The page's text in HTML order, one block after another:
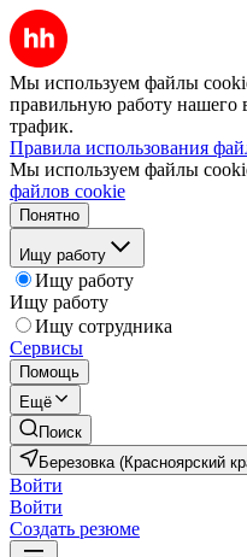
Мы используем файлы
правильную работу нашего
трафик.
Правила использования
Мы используем файлы
файлов cookie
Понятно
Ищу работу
Ищу работу
Ищу работу
Ищу сотрудника
Сервисы
Помощь
Ещё
Поиск
Березовка (Красноярский
Войти
Войти
Создать резюме